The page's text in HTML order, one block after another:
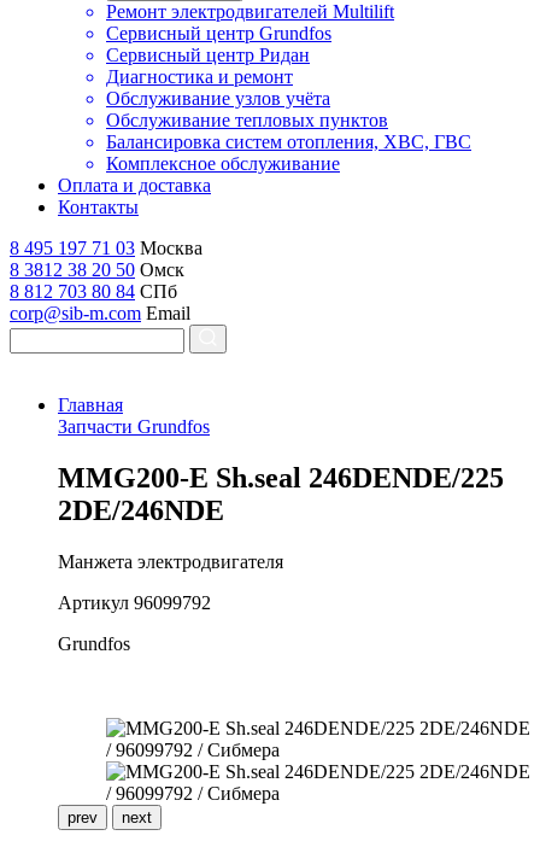
Ремонт электродвигателей Multilift
Сервисный центр Grundfos
Сервисный центр Ридан
Диагностика и ремонт
Обслуживание узлов учёта
Обслуживание тепловых пунктов
Балансировка систем отопления, ХВС, ГВС
Комплексное обслуживание
Оплата и доставка
Контакты
8 495 197 71 03 Москва
8 3812 38 20 50 Омск
8 812 703 80 84 СПб
corp@sib-m.com Email
Главная
Запчасти Grundfos
MMG200-E Sh.seal 246DENDE/225
2DE/246NDE
Манжета электродвигателя
Артикул 96099792
Grundfos
prev next